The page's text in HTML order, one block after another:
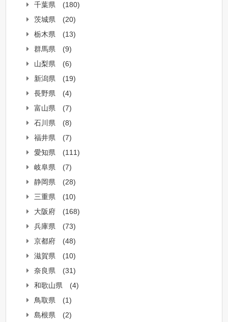
千葉県
(180)
茨城県
(20)
栃木県
(13)
群馬県
(9)
山梨県
(6)
新潟県
(19)
長野県
(4)
富山県
(7)
石川県
(8)
福井県
(7)
愛知県
(111)
岐阜県
(7)
静岡県
(28)
三重県
(10)
大阪府
(168)
兵庫県
(73)
京都府
(48)
滋賀県
(10)
奈良県
(31)
和歌山県
(4)
鳥取県
(1)
島根県
(2)